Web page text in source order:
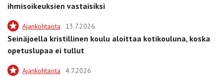
ihmisoikeuksien vastaisiksi
Ajankohtaista 13.7.2026
Seinäjoella kristillinen koulu aloittaa kotikouluna, koska
opetuslupaa ei tullut
Ajankohtaista 4.7.2026